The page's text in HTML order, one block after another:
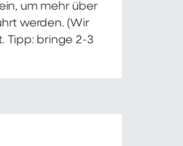
um mehr über
werden. (Wir
Tipp: bringe 2-3